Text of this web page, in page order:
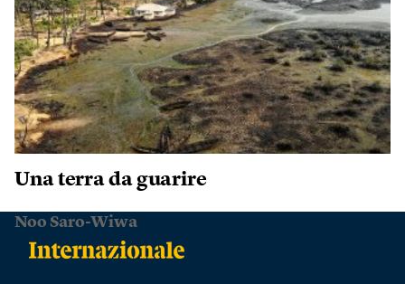
Una terra da guarire
Noo Saro-Wiwa